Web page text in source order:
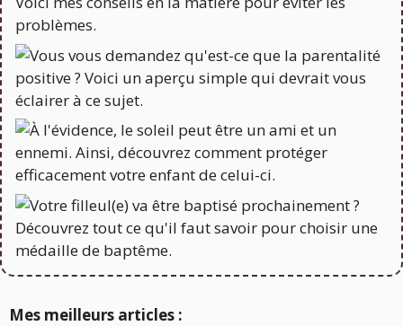
Mes meilleurs articles :